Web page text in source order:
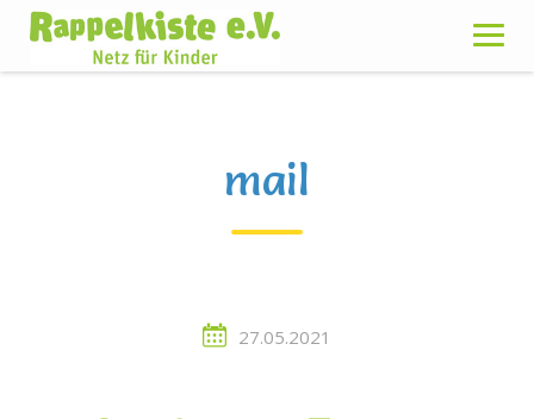
Skip
content
mail
27.05.2021